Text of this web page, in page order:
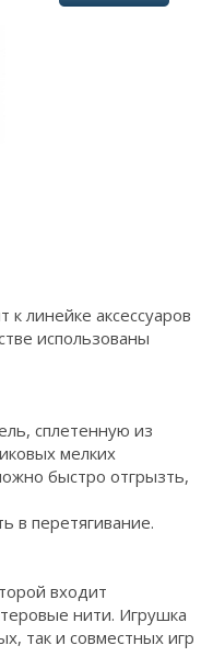
линейке аксессуаров
использованы
сплетенную из
мелких
быстро отгрызть,
в перетягивание.
входит
нити. Игрушка
так и совместных игр